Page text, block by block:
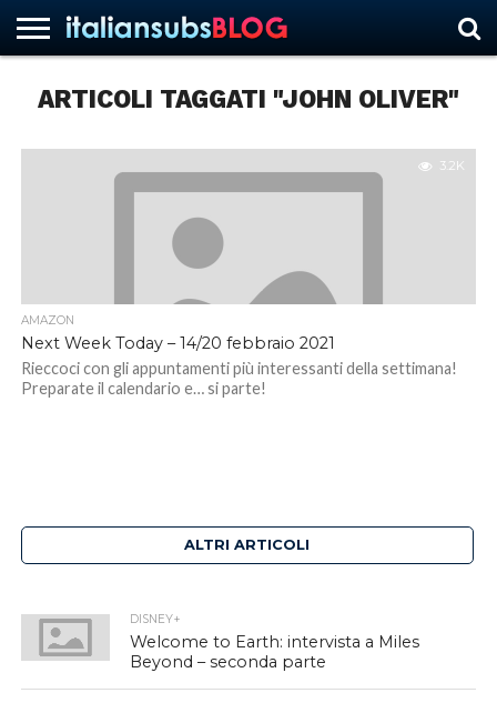
NEWS
ASCOLTI
RECENSIONI
INTERVISTE
CURIOSITÀ
CHI
CONTATTACI
FORUM
ITALIANSUBS
ARTICOLI TAGGATI "JOHN OLIVER"
3.2K
AMAZON
Next Week Today – 14/20 febbraio 2021
Rieccoci con gli appuntamenti più interessanti della settimana!
Preparate il calendario e… si parte!
ALTRI ARTICOLI
DISNEY+
Welcome to Earth: intervista a Miles
Beyond – seconda parte